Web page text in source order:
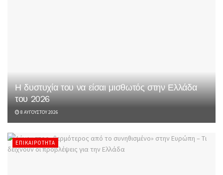
Η δυστυχία του να είσαι μισθωτός στην Ελλάδα
του 2026
8 ΑΥΓΟΎΣΤΟΥ 2026
ΕΠΙΚΑΙΡΌΤΗΤΑ